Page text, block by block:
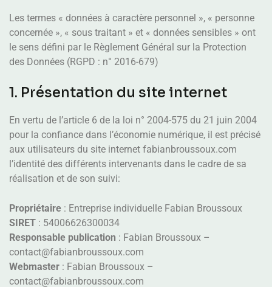
Les termes « données à caractère personnel », « personne
concernée », « sous traitant » et « données sensibles » ont
le sens défini par le Règlement Général sur la Protection
des Données (RGPD : n° 2016-679)
1. Présentation du site internet
En vertu de l’article 6 de la loi n° 2004-575 du 21 juin 2004
pour la confiance dans l’économie numérique, il est précisé
aux utilisateurs du site internet fabianbroussoux.com
l’identité des différents intervenants dans le cadre de sa
réalisation et de son suivi:
Propriétaire : Entreprise individuelle Fabian Broussoux
SIRET : 54006626300034
Responsable publication : Fabian Broussoux –
contact@fabianbroussoux.com
Webmaster : Fabian Broussoux –
contact@fabianbroussoux.com